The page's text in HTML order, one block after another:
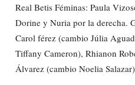
Real Betis Féminas: Paula
Dorine y Nuria por la derecha.
Carol férez (cambio Júlia
Tiffany Cameron), Rhianon
Álvarez (cambio Noelia